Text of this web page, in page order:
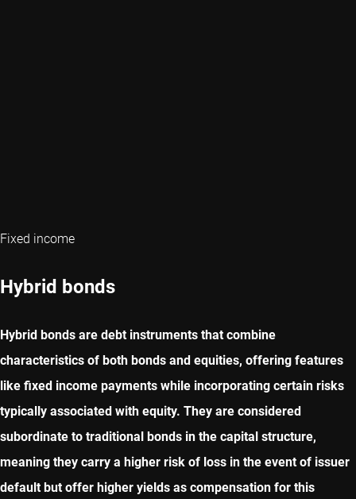
Fixed income
Hybrid bonds
Hybrid bonds are debt instruments that combine
characteristics of both bonds and equities, offering features
like fixed income payments while incorporating certain risks
typically associated with equity. They are considered
subordinate to traditional bonds in the capital structure,
meaning they carry a higher risk of loss in the event of issuer
default but offer higher yields as compensation for this